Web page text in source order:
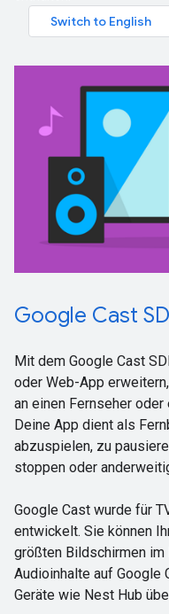
Google Cast
Mit dem Google Cast
oder Web-App
an einen Fernseher
Deine App dient als
abzuspielen, zu
stoppen oder
Google Cast wurde für
entwickelt. Sie können
größten Bildschirmen
Audioinhalte auf Google
Geräte wie Nest Hub